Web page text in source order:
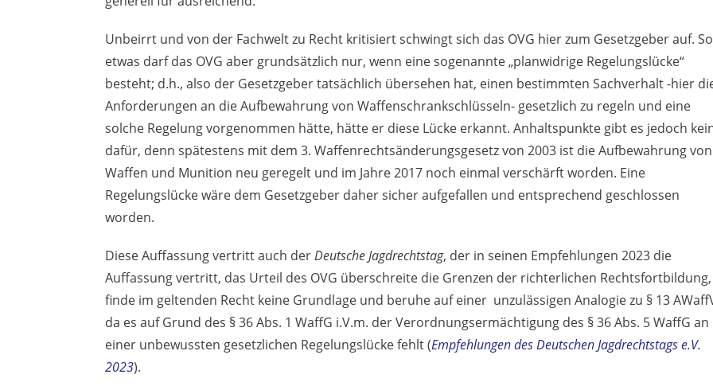
Unbeirrt und von der Fachwelt zu Recht kritisiert schwingt sich das OVG hier zum Gesetzgeber auf. So
etwas darf das OVG aber grundsätzlich nur, wenn eine sogenannte „planwidrige Regelungslücke“
besteht; d.h., also der Gesetzgeber tatsächlich übersehen hat, einen bestimmten Sachverhalt -hier
Anforderungen an die Aufbewahrung von Waffenschrankschlüsseln- gesetzlich zu regeln und eine
solche Regelung vorgenommen hätte, hätte er diese Lücke erkannt. Anhaltspunkte gibt es jedoch
dafür, denn spätestens mit dem 3. Waffenrechtsänderungsgesetz von 2003 ist die Aufbewahrung von
Waffen und Munition neu geregelt und im Jahre 2017 noch einmal verschärft worden. Eine
Regelungslücke wäre dem Gesetzgeber daher sicher aufgefallen und entsprechend geschlossen
worden.
Diese Auffassung vertritt auch derDeutsche Jagdrechtstag, der in seinen Empfehlungen 2023 die
Auffassung vertritt, das Urteil des OVG überschreite die Grenzen der richterlichen Rechtsfortbildung,
finde im geltenden Recht keine Grundlage und beruhe auf einer unzulässigen Analogie zu § 13
da es auf Grund des § 36 Abs. 1 WaffG i.V.m. der Verordnungsermächtigung des § 36 Abs. 5 WaffG an
einer unbewussten gesetzlichen Regelungslücke fehlt (Empfehlungen des Deutschen Jagdrechtstags e.V.
2023).